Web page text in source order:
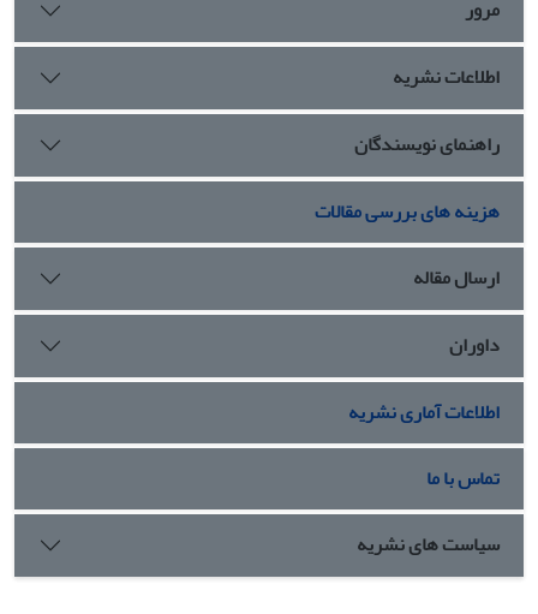
مرور
اطلاعات نشریه
راهنمای نویسندگان
هزینه های بررسی مقالات
ارسال مقاله
داوران
اطلاعات آماری نشریه
تماس با ما
سیاست های نشریه